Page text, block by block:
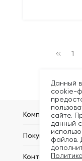
1
Компания
Покупателям
Контакты
Данный
cookie-
сайте.
данный
файлов.